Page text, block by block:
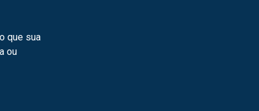
que sua
ou